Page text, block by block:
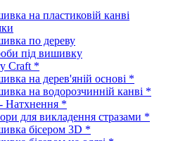
на пластиковій канві
по дереву
під вишивку
Craft *
на дерев'яній основі *
на водорозчинній канві *
Натхнення *
для викладення стразами *
бісером 3D *